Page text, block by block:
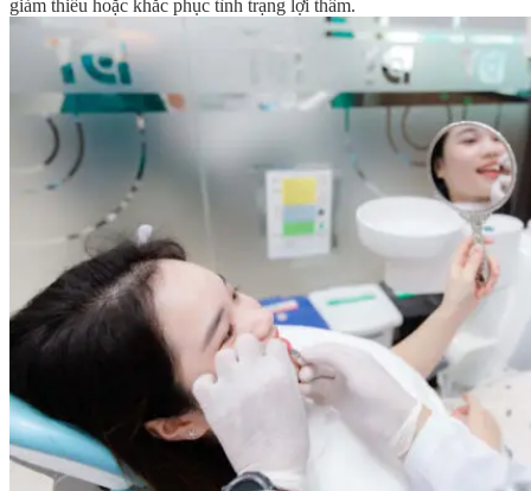
giảm thiểu hoặc khắc phục tình trạng lợi thâm.